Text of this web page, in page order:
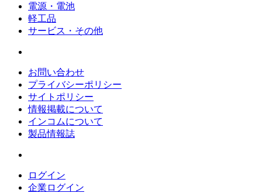
電源・電池
軽工品
サービス・その他
お問い合わせ
プライバシーポリシー
サイトポリシー
情報掲載について
インコムについて
製品情報誌
ログイン
企業ログイン